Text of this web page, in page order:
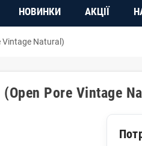
НОВИНКИ АКЦІЇ
Vintage Natural)
(Open Pore Vintage